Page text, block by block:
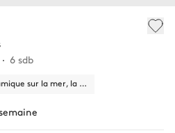
6 sdb
Vue panoramique sur la mer, la nature